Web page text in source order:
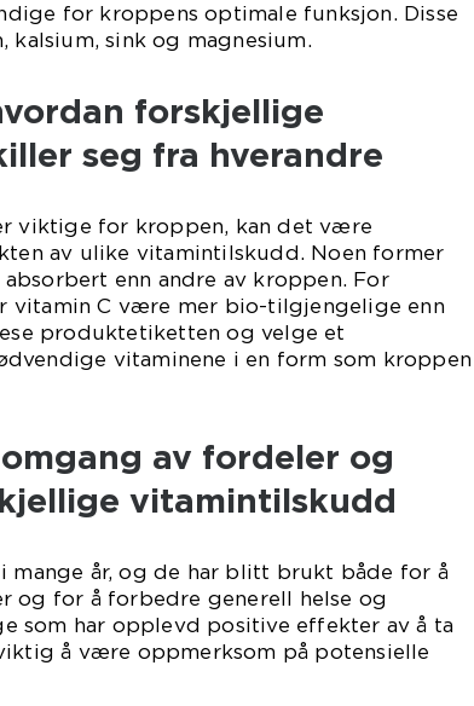
for kroppens optimale funksjon. Disse
kalsium, sink og magnesium.
forskjellige
seg fra hverandre
viktige for kroppen, kan det være
av ulike vitamintilskudd. Noen former
enn andre av kroppen. For
vitamin C være mer bio-tilgjengelige enn
produktetiketten og velge et
vitaminene i en form som kroppen
av fordeler og
vitamintilskudd
mange år, og de har blitt brukt både for å
og for å forbedre generell helse og
som har opplevd positive effekter av å ta
å være oppmerksom på potensielle